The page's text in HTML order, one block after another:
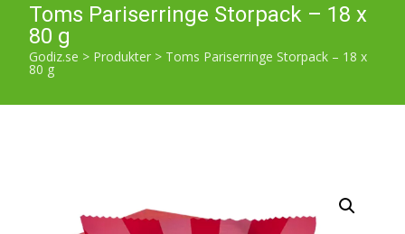
Toms Pariserringe Storpack – 18 x
80 g
Godiz.se > Produkter > Toms Pariserringe Storpack – 18 x
80 g